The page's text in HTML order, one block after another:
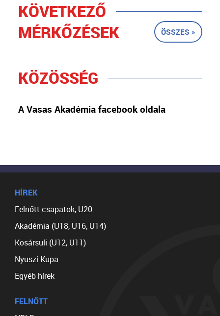
KÖVETKEZŐ
MÉRKŐZÉSEK
ÖSSZES »
KÖZÖSSÉG
A Vasas Akadémia facebook oldala
HÍREK
Felnőtt csapatok, U20
Akadémia (U18, U16, U14)
Kosársuli (U12, U11)
Nyuszi Kupa
Egyéb hírek
FELNŐTT